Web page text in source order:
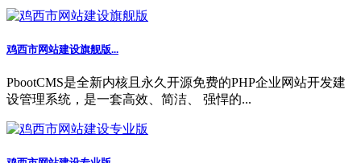
鸡西市网站建设旗舰版...
PbootCMS是全新内核且永久开源免费的PHP企业网站开发建
设管理系统，是一套高效、简洁、 强悍的...